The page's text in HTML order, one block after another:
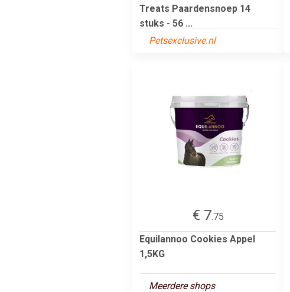
Treats Paardensnoep 14
stuks - 56 ...
Petsexclusive.nl
€ 7.75
Equilannoo Cookies Appel
1,5KG
Meerdere shops